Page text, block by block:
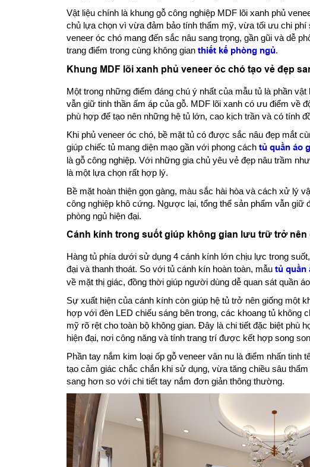
Vật liệu chính là khung gỗ công nghiệp MDF lõi xanh phủ
chủ lựa chọn vì vừa đảm bảo tính thẩm mỹ, vừa tối ưu chi
veneer óc chó mang đến sắc nâu sang trọng, gần gũi và dễ
trang điểm trong cùng không gian thiết kế phòng ngủ.
Khung MDF lõi xanh phủ veneer óc chó tạo vẻ đẹp
Một trong những điểm đáng chú ý nhất của mẫu tủ là phần
vẫn giữ tinh thần ấm áp của gỗ. MDF lõi xanh có ưu điểm về
phù hợp để tạo nên những hệ tủ lớn, cao kịch trần và có tính
Khi phủ veneer óc chó, bề mặt tủ có được sắc nâu đẹp mắt
giúp chiếc tủ mang diện mạo gần với phong cách tủ quần áo
là gỗ công nghiệp. Với những gia chủ yêu vẻ đẹp nâu trầm
là một lựa chọn rất hợp lý.
Bề mặt hoàn thiện gọn gàng, màu sắc hài hòa và cách xử lý
công nghiệp khô cứng. Ngược lại, tổng thể sản phẩm vẫn
phòng ngủ hiện đại.
Cánh kính trong suốt giúp không gian lưu trữ trở nên
Hàng tủ phía dưới sử dụng 4 cánh kính lớn chịu lực trong
đại và thanh thoát. So với tủ cánh kín hoàn toàn, mẫu tủ quần
về mặt thị giác, đồng thời giúp người dùng dễ quan sát quần
Sự xuất hiện của cánh kính còn giúp hệ tủ trở nên giống một
hợp với đèn LED chiếu sáng bên trong, các khoang tủ không
mỹ rõ rệt cho toàn bộ không gian. Đây là chi tiết đặc biệt phù
hiện đại, nơi công năng và tính trang trí được kết hợp song
Phần tay nắm kim loại ốp gỗ veneer vân nu là điểm nhấn tinh
tạo cảm giác chắc chắn khi sử dụng, vừa tăng chiều sâu
sang hơn so với chi tiết tay nắm đơn giản thông thường.